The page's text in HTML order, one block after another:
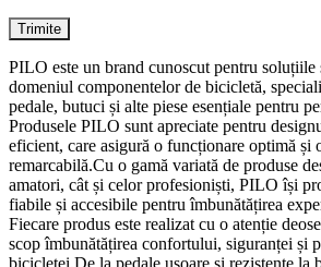
PILO este un brand cunoscut pentru soluțiile
domeniul componentelor de bicicletă,
pedale, butuci și alte piese esențiale pentru
Produsele PILO sunt apreciate pentru
eficient, care asigură o funcționare optimă și
remarcabilă.Cu o gamă variată de produse
amatori, cât și celor profesioniști, PILO își
fiabile și accesibile pentru îmbunătățirea
Fiecare produs este realizat cu o atenție
scop îmbunătățirea confortului, siguranței și
bicicletei.De la pedale ușoare și rezistente la